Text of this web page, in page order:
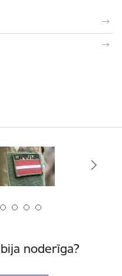
noderīga?